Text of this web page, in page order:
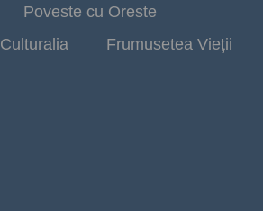
Poveste cu Oreste
Culturalia Frumusetea Vieții